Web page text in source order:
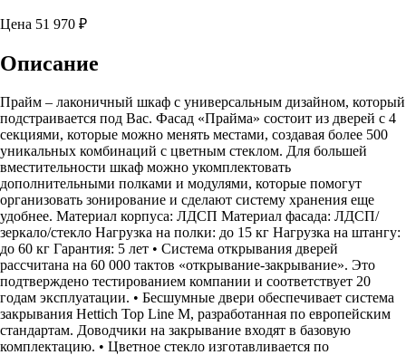
Цена 51 970 ₽
Описание
Прайм – лаконичный шкаф с универсальным дизайном, который
подстраивается под Вас. Фасад «Прайма» состоит из дверей с 4
секциями, которые можно менять местами, создавая более 500
уникальных комбинаций с цветным стеклом. Для большей
вместительности шкаф можно укомплектовать
дополнительными полками и модулями, которые помогут
организовать зонирование и сделают систему хранения еще
удобнее. Материал корпуса: ЛДСП Материал фасада: ЛДСП/
зеркало/стекло Нагрузка на полки: до 15 кг Нагрузка на штангу:
до 60 кг Гарантия: 5 лет • Система открывания дверей
рассчитана на 60 000 тактов «открывание-закрывание». Это
подтверждено тестированием компании и соответствует 20
годам эксплуатации. • Бесшумные двери обеспечивает система
закрывания Hettich Top Line M, разработанная по европейским
стандартам. Доводчики на закрывание входят в базовую
комплектацию. • Цветное стекло изготавливается по